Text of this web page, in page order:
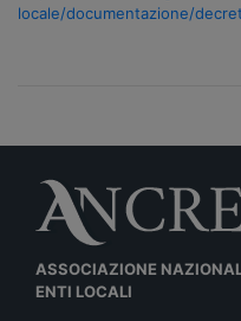
locale/documentazione/
ASSOCIAZIONE
ENTI LOCALI